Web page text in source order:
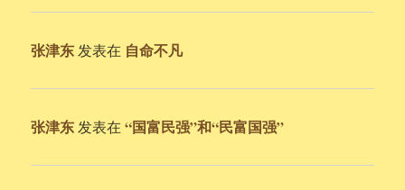
张津东 发表在 自命不凡
张津东 发表在“国富民强”和“民富国强”